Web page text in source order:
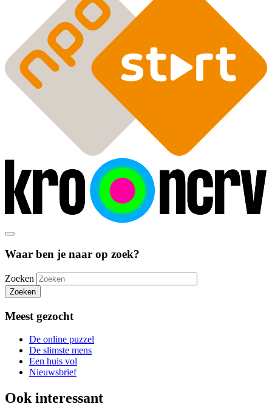
Waar ben je naar op zoek?
Zoeken
Zoeken
Meest gezocht
De online puzzel
De slimste mens
Een huis vol
Nieuwsbrief
Ook interessant